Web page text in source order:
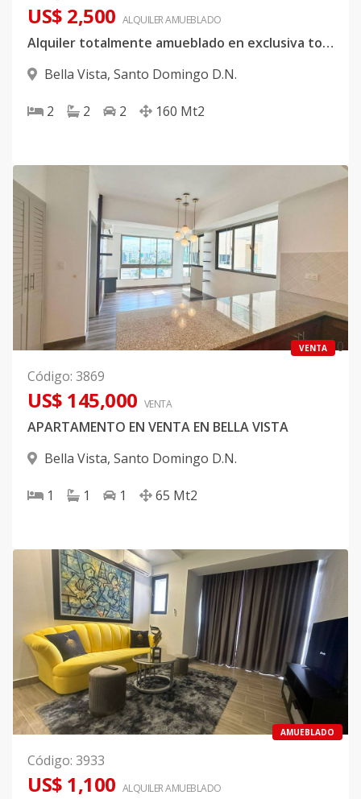
US$ 2,500 ALQUILERAMUEBLADO
Alquiler totalmente amueblado en exclusiva torre de Bella Vista
Bella Vista, Santo Domingo D.N.
2 2 2 160 Mt2
VENTA
0
Código: 3869
US$ 145,000 VENTA
APARTAMENTO EN VENTA EN BELLA VISTA
Bella Vista, Santo Domingo D.N.
1 1 1 65 Mt2
AMUEBLADO
Código: 3933
US$ 1,100 ALQUILERAMUEBLADO